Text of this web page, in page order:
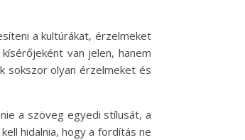
a kultúrákat, érzelmeket
van jelen, hanem
sokszor olyan érzelmeket és
a szöveg egyedi stílusát, a
hidalnia, hogy a fordítás ne